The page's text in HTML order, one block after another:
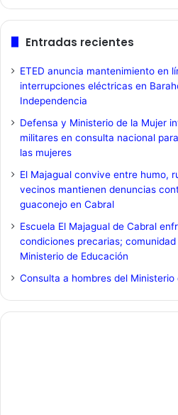
Entradas recientes
ETED anuncia mantenimiento en
interrupciones eléctricas en
Independencia
Defensa y Ministerio de la Mujer
militares en consulta nacional
las mujeres
El Majagual convive entre humo,
vecinos mantienen denuncias
guaconejo en Cabral
Escuela El Majagual de Cabral
condiciones precarias;
Ministerio de Educación
Consulta a hombres del Ministerio